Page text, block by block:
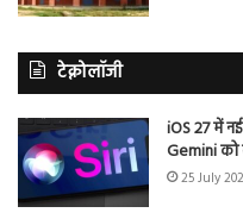
टेक्नोलॉजी
iOS 27 में
Gemini
25 July